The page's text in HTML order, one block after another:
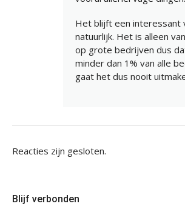
Het blijft een interessant
natuurlijk. Het is alleen
op grote bedrijven dus
minder dan 1% van alle
gaat het dus nooit
Reacties zijn gesloten.
Blijf verbonden